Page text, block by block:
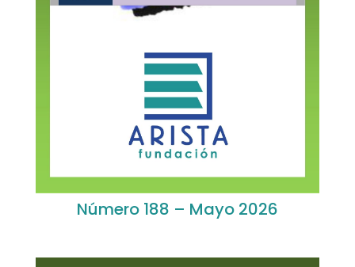
Número 188 – Mayo 2026